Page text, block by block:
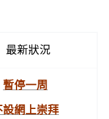
最新狀況
暫停一周
設網上崇拜